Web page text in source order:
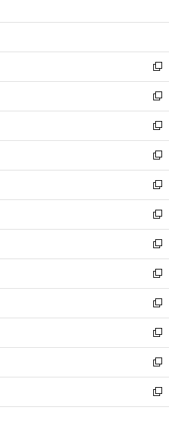
開
ウ
開
く
ン
ウ
で
開
く
ウ
ン
ド
ウ
で
開
く
新
し
い
ウ
ィ
ン
ド
ウ
で
開
く
新
し
い
ウ
ィ
ン
ド
ウ
で
開
く
新
し
い
ウ
ィ
ン
ド
ウ
で
開
く
新
し
い
ウ
ィ
ン
ド
ウ
で
開
く
新
し
い
ウ
ィ
ン
ド
ウ
で
開
く
新
し
い
ウ
ィ
ン
ド
ウ
で
開
く
新
し
い
ウ
ィ
ン
ド
ウ
で
開
く
新
し
い
ウ
ィ
ン
ド
ウ
で
開
新
し
い
ウ
ィ
ン
ド
ウ
新
し
い
ウ
ィ
ン
新
し
い
ウ
新
し